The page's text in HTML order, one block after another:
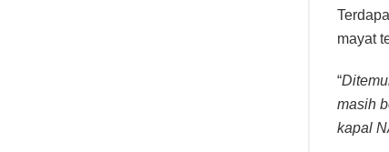
mayat
“
masih
kapal